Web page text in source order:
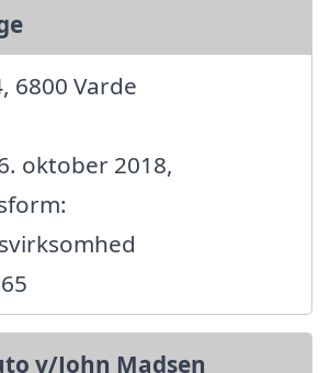
6800 Varde
oktober 2018,
v/John Madsen